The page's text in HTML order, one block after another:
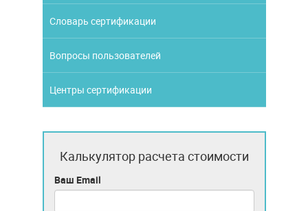
Словарь сертификации
Вопросы пользователей
Центры сертификации
Калькулятор расчета стоимости
Ваш Email